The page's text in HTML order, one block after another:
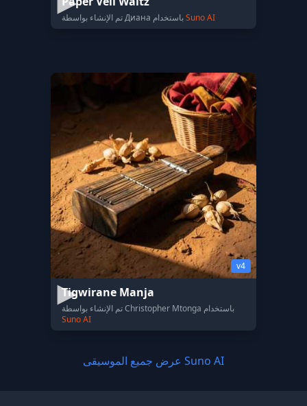
Suno AI
v4
Tigwirane Manja
تم الإنشاء بواسطة Christopher Mtonga باستخدام
Suno AI
عرض جميع الموسيقى Suno AI